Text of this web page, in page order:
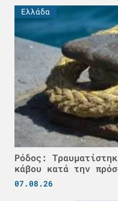
Ελλάδα
Ρόδος:
κάβου κατά την
07.08.26